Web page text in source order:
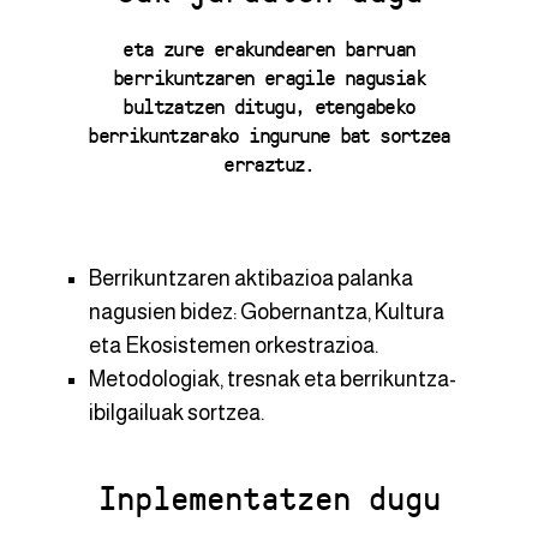
eta zure erakundearen barruan
berrikuntzaren eragile nagusiak
bultzatzen ditugu, etengabeko
berrikuntzarako ingurune bat sortzea
erraztuz.
Berrikuntzaren aktibazioa palanka
nagusien bidez: Gobernantza, Kultura
eta Ekosistemen orkestrazioa.
Metodologiak, tresnak eta berrikuntza-
ibilgailuak sortzea.
Inplementatzen dugu